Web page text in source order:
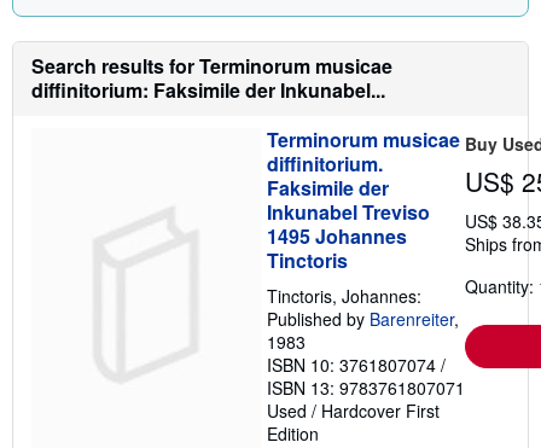
Search results for Terminorum musicae
diffinitorium: Faksimile der Inkunabel...
Terminorum musicae
diffinitorium.
Faksimile der
Inkunabel Treviso
1495 Johannes
Tinctoris
Tinctoris, Johannes:
Published by Barenreiter,
1983
ISBN 10: 3761807074 /
ISBN 13: 9783761807071
Used / Hardcover First
Edition
Buy
US$
US$
Ships
Quantity: